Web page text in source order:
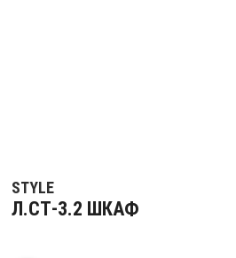
STYLE
Л.СТ-3.2 ШКАФ